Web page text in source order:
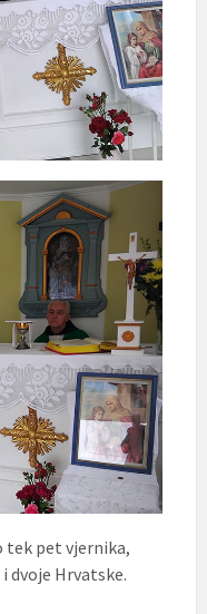
pet vjernika,
dvoje Hrvatske.